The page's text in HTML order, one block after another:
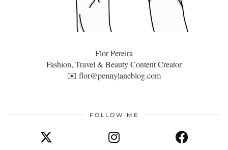
Flor Pereira
Fashion, Travel & Beauty Content Creator
✉️ flor@pennylaneblog.com
FOLLOW ME